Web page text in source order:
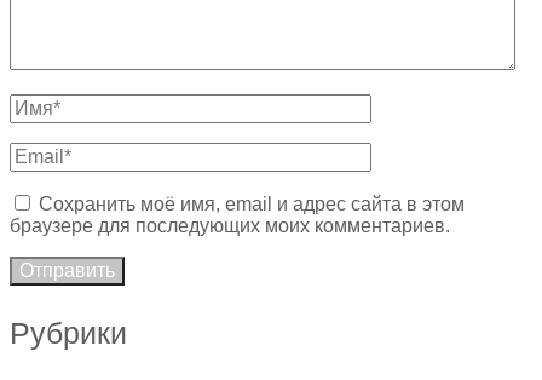
Сохранить моё имя, email и адрес сайта в этом
браузере для последующих моих комментариев.
Рубрики